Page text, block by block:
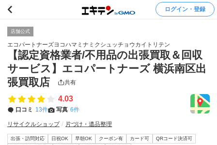
ログイン・登録
店舗公式
エコパートナーズヨコハマミナミクシュッチョウカイトリテン
【認定資格業者/不用品の出張買取＆回収
サービス】エコパートナーズ 横浜南区出
張買取店
共有
4.03
口コミ 13件 写真 6件
リサイクルショップ 片づけ・遺品整理
出張・訪問対応 日祝OK 早朝OK クーポン有 カード可
QRコード決済可